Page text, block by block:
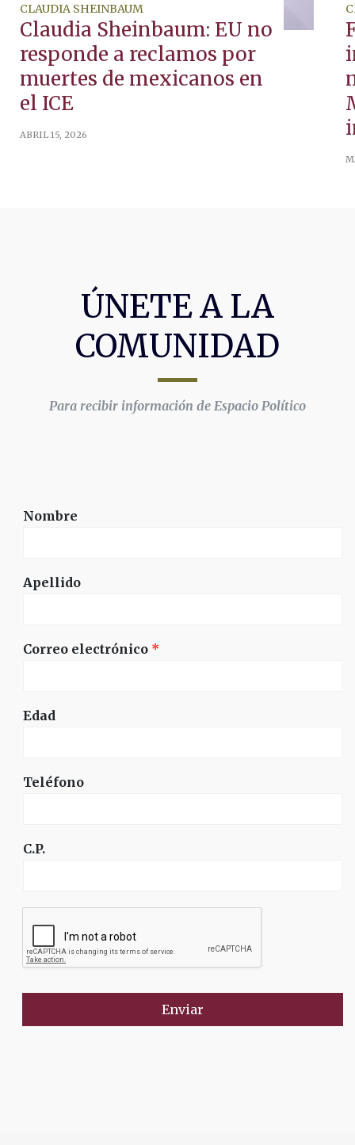
CLAUDIA SHEINBAUM
Claudia Sheinbaum: EU no
responde a reclamos por
muertes de mexicanos en
el ICE
ABRIL 15, 2026
ÚNETE A LA
COMUNIDAD
Para recibir información de Espacio Político
Nombre
Apellido
Correo electrónico *
Edad
Teléfono
C.P.
Enviar